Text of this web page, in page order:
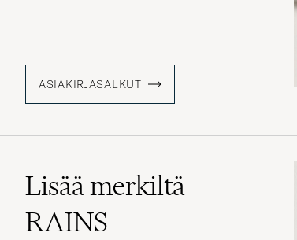
ASIAKIRJASALKUT
Lisää merkiltä
RAINS